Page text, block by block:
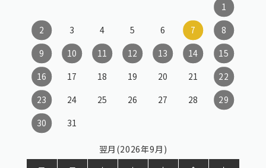
1
2
3 4 5 6 7
8
9
10 11 12 13 14
15
16
17 18 19 20 21
22
23
24 25 26 27 28
29
30
31
翌月(2026年9月)